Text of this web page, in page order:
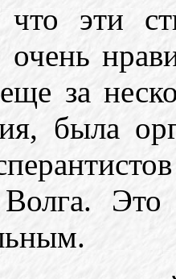
эти
очень
за
была
Это